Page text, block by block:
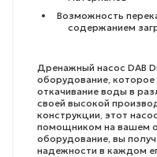
Возможность
содержанием
Дренажный насос DAB
оборудование,
откачивание воды в
своей высокой
конструкции, этот
помощником на вашем
оборудование, вы
надежности в каждом